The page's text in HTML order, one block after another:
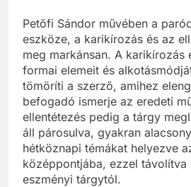
Petőfi Sándor művében a
eszköze, a karikírozás és az
meg markánsan. A karikírozás
formai elemeit és
tömöríti a szerző, amihez
befogadó ismerje az eredeti
ellentétezés pedig a tárgy
áll párosulva, gyakran
hétköznapi témákat helyezve
középpontjába, ezzel távolítva
eszményi tárgytól.